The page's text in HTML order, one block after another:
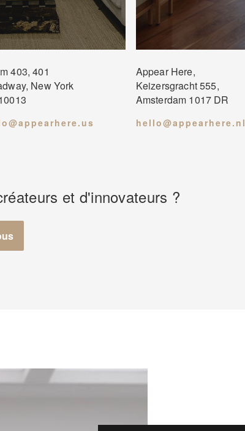
403, 401
New York
Appear Here,
Keizersgracht 555,
Amsterdam 1017 DR
hello@appearhere.nl
et d'innovateurs ?